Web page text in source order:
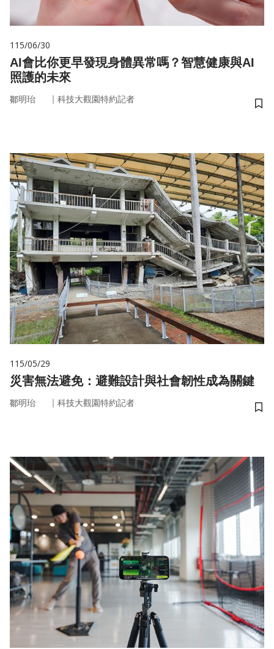
115/06/30
AI會比你更早發現身體異常嗎？智慧健康與AI
照護的未來
鄒明珆 ｜ 科技大觀園特約記者
儲
115/05/29
災害無法避免：避難設計與社會韌性成為關鍵
鄒明珆 ｜ 科技大觀園特約記者
儲